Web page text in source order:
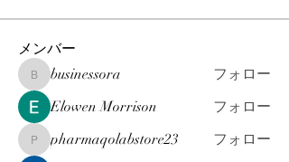
メンバー
businessora
businessora
フォロー
Elowen Morrison
フォロー
pharmaqolabstore23
pharmaqolabstore23
フォロー